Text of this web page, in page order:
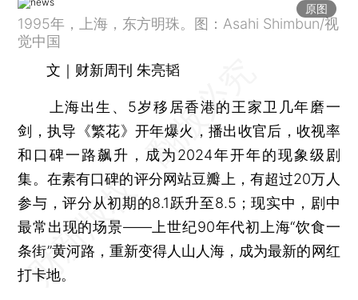
原图
1995年，上海，东方明珠。图：Asahi Shimbun/视
觉中国
文｜财新周刊 朱亮韬
上海出生、5岁移居香港的王家卫几年磨一
剑，执导《繁花》开年爆火，播出收官后，收视率
和口碑一路飙升，成为2024年开年的现象级剧
集。在素有口碑的评分网站豆瓣上，有超过20万人
参与，评分从初期的8.1跃升至8.5；现实中，剧中
最常出现的场景——上世纪90年代初上海“饮食一
条街”黄河路，重新变得人山人海，成为最新的网红
打卡地。